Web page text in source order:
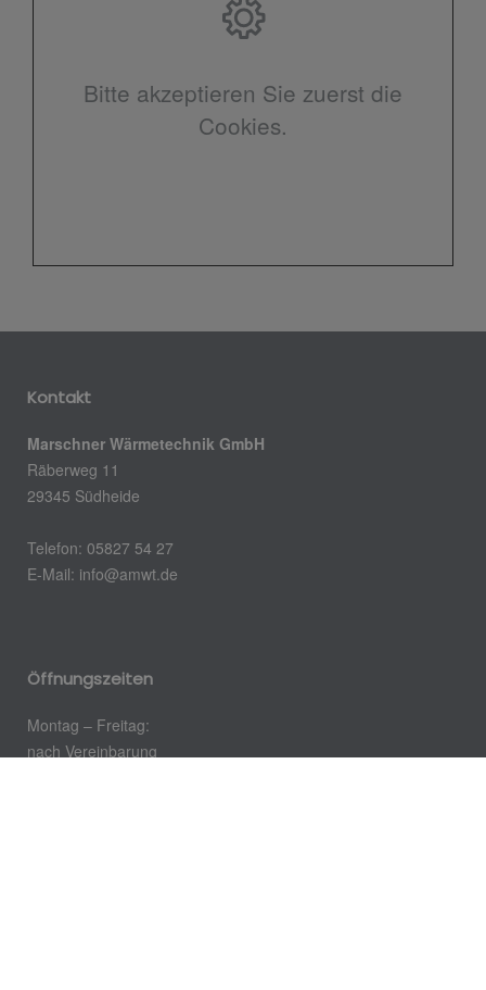
Bitte akzeptieren Sie zuerst die
Cookies.
Kontakt
Marschner Wärmetechnik GmbH
Räberweg 11
29345 Südheide
Telefon: 05827 54 27
E-Mail: info@amwt.de
Öffnungszeiten
Montag – Freitag:
nach Vereinbarung